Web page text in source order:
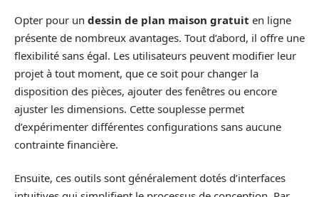
Opter pour un dessin de plan maison gratuit en ligne
présente de nombreux avantages. Tout d’abord, il offre une
flexibilité sans égal. Les utilisateurs peuvent modifier leur
projet à tout moment, que ce soit pour changer la
disposition des pièces, ajouter des fenêtres ou encore
ajuster les dimensions. Cette souplesse permet
d’expérimenter différentes configurations sans aucune
contrainte financière.
Ensuite, ces outils sont généralement dotés d’interfaces